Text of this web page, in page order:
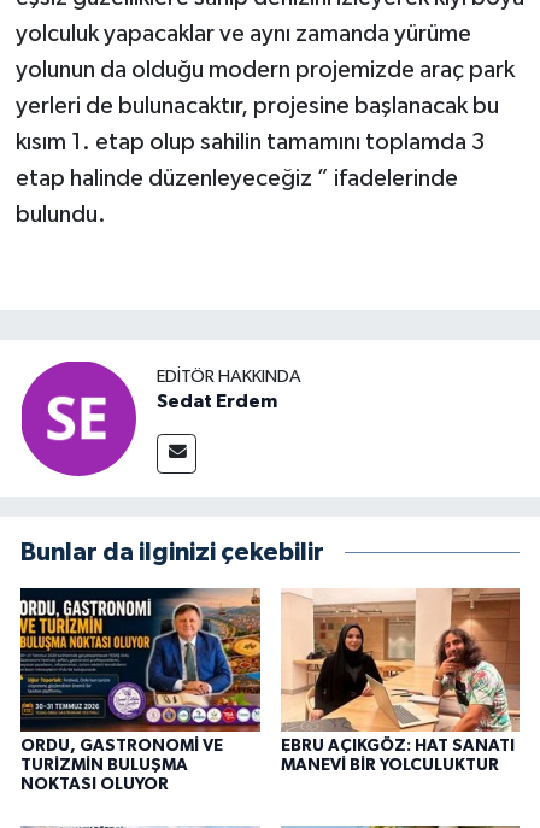
yolculuk yapacaklar ve aynı zamanda yürüme
yolunun da olduğu modern projemizde araç park
yerleri de bulunacaktır, projesine başlanacak bu
kısım 1. etap olup sahilin tamamını toplamda 3
etap halinde düzenleyeceğiz ” ifadelerinde
bulundu.
EDITÖR HAKKINDA
Sedat Erdem
Bunlar da ilginizi çekebilir
ORDU, GASTRONOMİ VE
TURİZMİN BULUŞMA
NOKTASI OLUYOR
EBRU AÇIKGÖZ: HAT SANATI
MANEVİ BİR YOLCULUKTUR